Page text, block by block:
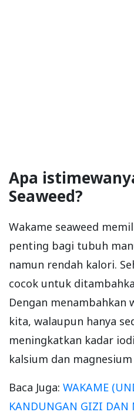
Apa
Seaweed?
Wakame seaweed
penting bagi tubuh
namun rendah kalori.
cocok untuk
Dengan menambahkan
kita, walaupun hanya
meningkatkan kadar
kalsium dan
Baca Juga: WAKAME
KANDUNGAN GIZI DAN